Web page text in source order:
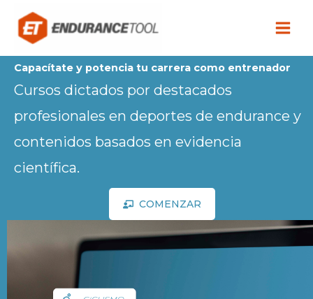
contenido
Capacítate y potencia tu carrera como entrenador
Cursos dictados por destacados
profesionales en deportes de endurance y
contenidos basados en evidencia
científica.
COMENZAR